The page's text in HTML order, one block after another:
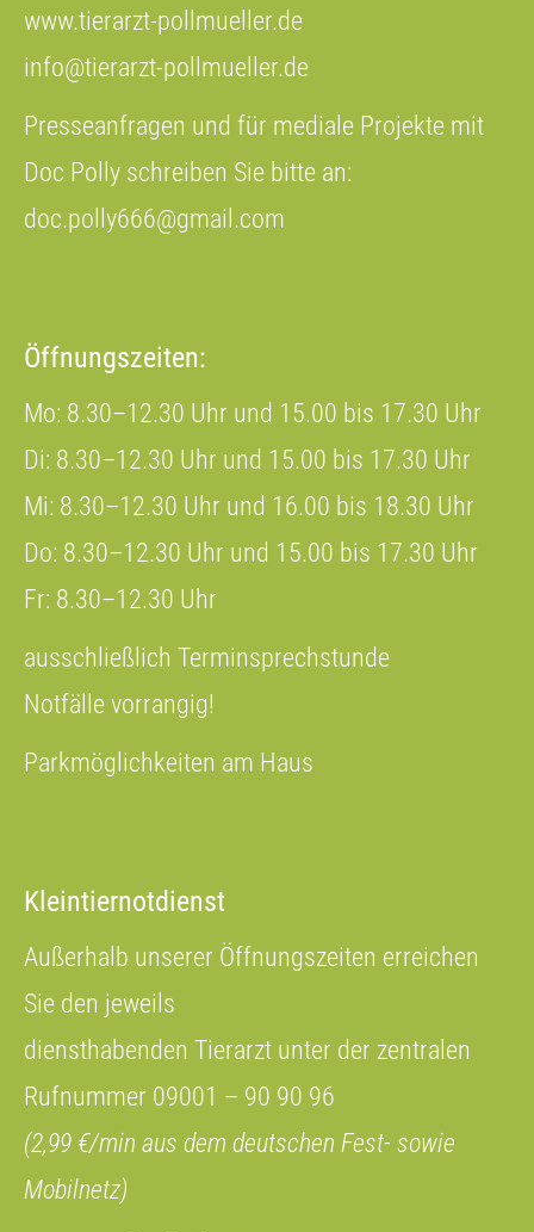
www.tierarzt-pollmueller.de
info@tierarzt-pollmueller.de
Presseanfragen und für mediale Projekte mit
Doc Polly schreiben Sie bitte an:
doc.polly666@gmail.com
Öffnungszeiten:
Mo: 8.30–12.30 Uhr und 15.00 bis 17.30 Uhr
Di: 8.30–12.30 Uhr und 15.00 bis 17.30 Uhr
Mi: 8.30–12.30 Uhr und 16.00 bis 18.30 Uhr
Do: 8.30–12.30 Uhr und 15.00 bis 17.30 Uhr
Fr: 8.30–12.30 Uhr
ausschließlich Terminsprechstunde
Notfälle vorrangig!
Parkmöglichkeiten am Haus
Kleintiernotdienst
Außerhalb unserer Öffnungszeiten erreichen
Sie den jeweils
diensthabenden Tierarzt unter der zentralen
Rufnummer 09001 – 90 90 96
(2,99 €/min aus dem deutschen Fest- sowie
Mobilnetz)